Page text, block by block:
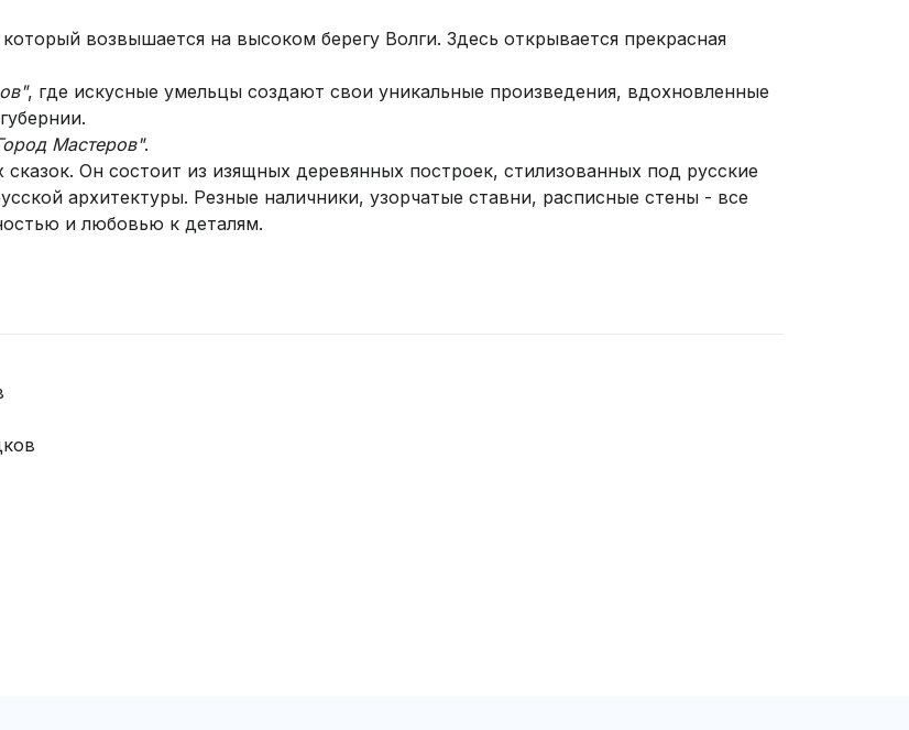
возвышается на высоком берегу Волги. Здесь открывается прекрасная
, где искусные умельцы создают свои уникальные произведения, вдохновленные
Мастеров".
Он состоит из изящных деревянных построек, стилизованных под русские
архитектуры. Резные наличники, узорчатые ставни, расписные стены - все
и любовью к деталям.